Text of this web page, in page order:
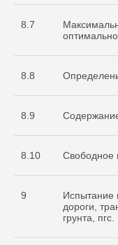
8.7
8.8
8.9
8.10 Свободное
9
Испытание
дороги,
грунта, пгс.